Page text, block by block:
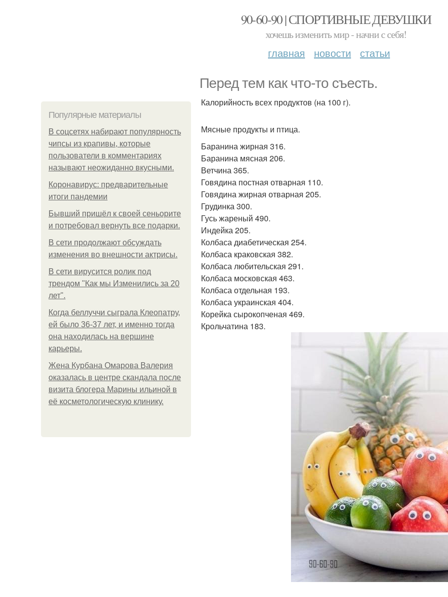
90-60-90 | СПОРТИВНЫЕ ДЕВУШКИ
хочешь изменить мир - начни с себя!
главная новости статьи
Перед тем как что-то съесть.
Популярные материалы
В соцсетях набирают популярность
чипсы из крапивы, которые
пользователи в комментариях
называют неожиданно вкусными.
Коронавирус: предварительные
итоги пандемии
Бывший пришёл к своей сеньорите
и потребовал вернуть все подарки.
В сети продолжают обсуждать
изменения во внешности актрисы.
В сети вирусится ролик под
трендом "Как мы Изменились за 20
лет".
Когда беллуччи сыграла Клеопатру,
ей было 36-37 лет, и именно тогда
она находилась на вершине
карьеры.
Жена Курбана Омарова Валерия
оказалась в центре скандала после
визита блогера Марины ильиной в
её косметологическую клинику.
Калорийность всех продуктов (на 100 г).
Мясные продукты и птица.
Баранина жирная 316.
Баранина мясная 206.
Ветчина 365.
Говядина постная отварная 110.
Говядина жирная отварная 205.
Грудинка 300.
Гусь жареный 490.
Индейка 205.
Колбаса диабетическая 254.
Колбаса краковская 382.
Колбаса любительская 291.
Колбаса московская 463.
Колбаса отдельная 193.
Колбаса украинская 404.
Корейка сырокопченая 469.
Крольчатина 183.